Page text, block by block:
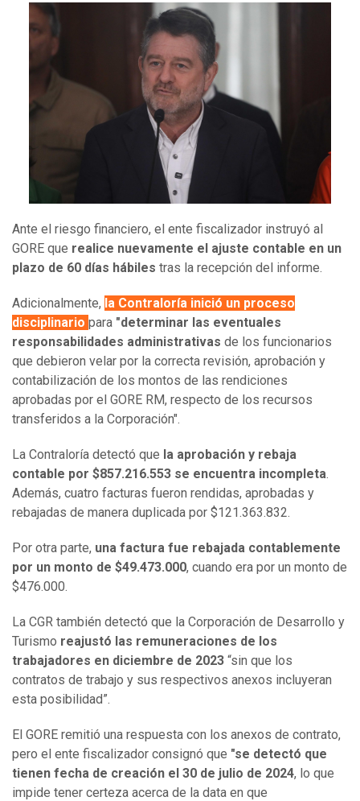
Ante el riesgo financiero, el ente fiscalizador instruyó al
GORE que realice nuevamente el ajuste contable en un
plazo de 60 días hábiles tras la recepción del informe.
Adicionalmente, la Contraloría inició un proceso
disciplinario para "determinar las eventuales
responsabilidades administrativas de los funcionarios
que debieron velar por la correcta revisión, aprobación y
contabilización de los montos de las rendiciones
aprobadas por el GORE RM, respecto de los recursos
transferidos a la Corporación".
La Contraloría detectó que la aprobación y rebaja
contable por $857.216.553 se encuentra incompleta.
Además, cuatro facturas fueron rendidas, aprobadas y
rebajadas de manera duplicada por $121.363.832.
Por otra parte, una factura fue rebajada contablemente
por un monto de $49.473.000, cuando era por un monto de
$476.000.
La CGR también detectó que la Corporación de Desarrollo y
Turismo reajustó las remuneraciones de los
trabajadores en diciembre de 2023 “sin que los
contratos de trabajo y sus respectivos anexos incluyeran
esta posibilidad”.
El GORE remitió una respuesta con los anexos de contrato,
pero el ente fiscalizador consignó que "se detectó que
tienen fecha de creación el 30 de julio de 2024, lo que
impide tener certeza acerca de la data en que